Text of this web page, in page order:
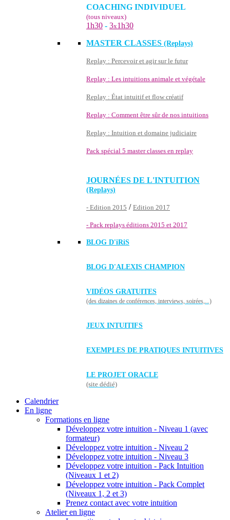
COACHING INDIVIDUEL
(tous niveaux)
1h30 - 3x1h30
MASTER CLASSES (Replays)
Replay : Percevoir et agir sur le futur
Replay : Les intuitions animale et végétale
Replay : État intuitif et flow créatif
Replay : Comment être sûr de nos intuitions
Replay : Intuition et domaine judiciaire
Pack spécial 5 master classes en replay
JOURNÉES DE L'INTUITION
(Replays)
- Edition 2015 / Edition 2017
- Pack replays éditions 2015 et 2017
BLOG D'iRiS
BLOG D'ALEXIS CHAMPION
VIDÉOS GRATUITES
(des dizaines de conférences, interviews, soirées,...)
JEUX INTUITIFS
EXEMPLES DE PRATIQUES INTUITIVES
LE PROJET ORACLE
(site dédié)
Calendrier
En ligne
Formations en ligne
Développez votre intuition - Niveau 1 (avec
formateur)
Développez votre intuition - Niveau 2
Développez votre intuition - Niveau 3
Développez votre intuition - Pack Intuition
(Niveaux 1 et 2)
Développez votre intuition - Pack Complet
(Niveaux 1, 2 et 3)
Prenez contact avec votre intuition
Atelier en ligne